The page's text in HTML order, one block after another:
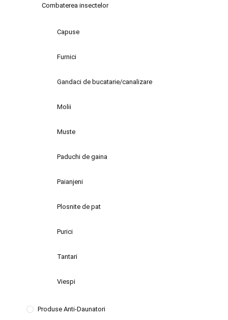
Combaterea insectelor
Capuse
Furnici
Gandaci de bucatarie/canalizare
Molii
Muste
Paduchi de gaina
Paianjeni
Plosnite de pat
Purici
Tantari
Viespi
Produse Anti-Daunatori